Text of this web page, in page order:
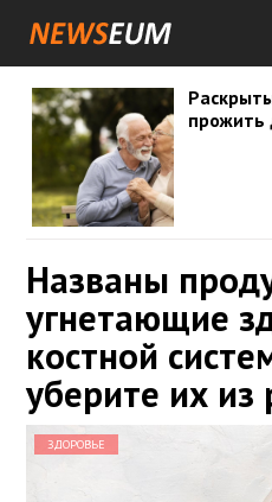
прожить
Названы
угнетающие
костной
уберите их из
ЗДОРОВЬЕ